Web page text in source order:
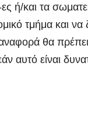
ες ή/και τα
τμήμα και να
θα πρέπει
αυτό είναι